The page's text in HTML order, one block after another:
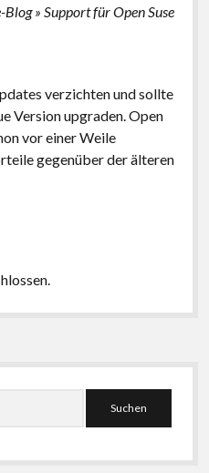
» Support für Open Suse
verzichten und sollte
Version upgraden. Open
vor einer Weile
gegenüber der älteren